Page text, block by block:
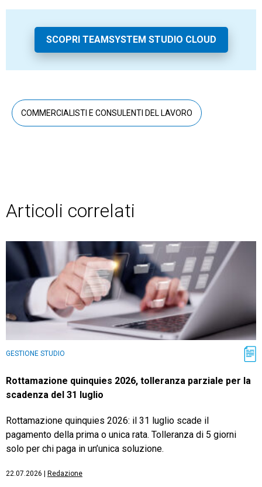
SCOPRI TEAMSYSTEM STUDIO CLOUD
COMMERCIALISTI E CONSULENTI DEL LAVORO
Articoli correlati
GESTIONE STUDIO
Rottamazione quinquies 2026, tolleranza parziale per la
scadenza del 31 luglio
Rottamazione quinquies 2026: il 31 luglio scade il
pagamento della prima o unica rata. Tolleranza di 5 giorni
solo per chi paga in un’unica soluzione.
22.07.2026 | Redazione